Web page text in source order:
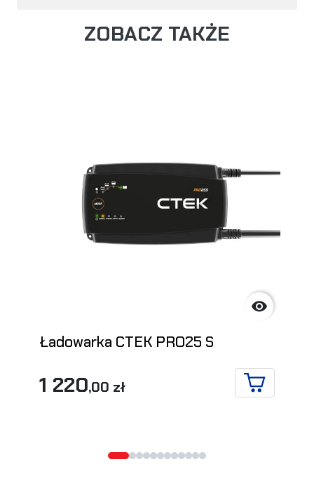
ZOBACZ TAKŻE

Ładowarka CTEK PRO25 S
1 220,00 zł
DO